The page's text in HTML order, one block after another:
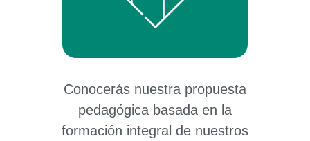
Conocerás nuestra propuesta
pedagógica basada en la
formación integral de nuestros